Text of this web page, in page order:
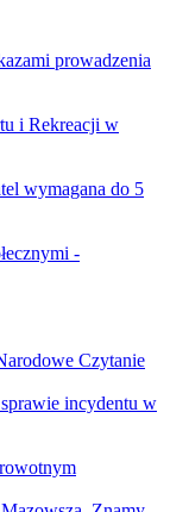
prowadzenia
i Rekreacji w
wymagana do 5
-
Czytanie
incydentu w